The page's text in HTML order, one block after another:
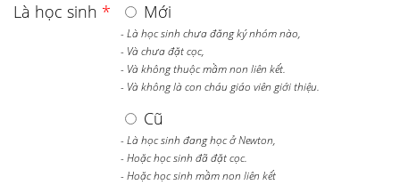
Là học sinh * Mới
- Là học sinh chưa đăng ký nhóm nào,
- Và chưa đặt cọc,
- Và không thuộc mầm non liên kết.
- Và không là con cháu giáo viên giới thiệu.
Cũ
- Là học sinh đang học ở Newton,
- Hoặc học sinh đã đặt cọc.
- Hoặc học sinh mầm non liên kết